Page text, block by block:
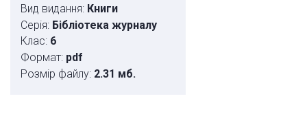
Вид видання: Книги
Серія: Бібліотека журналу
Клас: 6
Формат: pdf
Розмір файлу: 2.31 мб.